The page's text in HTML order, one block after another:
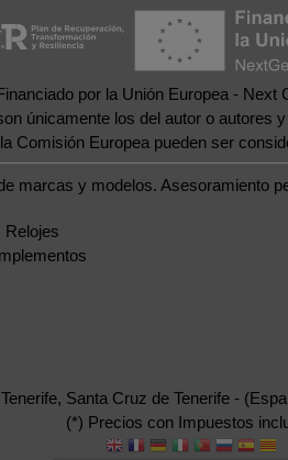
por la Unión Europea - Next
únicamente los del autor o autores
Comisión Europea pueden ser
marcas y modelos. Asesoramiento
Relojes
Santa Cruz de Tenerife -
(*) Precios con Impuestos